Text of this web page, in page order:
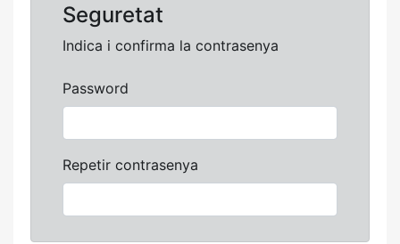
Seguretat
Indica i confirma la contrasenya
Password
Repetir contrasenya